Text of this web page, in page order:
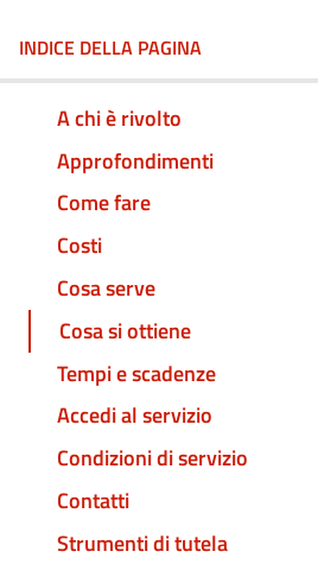
INDICE DELLA PAGINA
A chi è rivolto
Approfondimenti
Come fare
Costi
Cosa serve
Cosa si ottiene
Tempi e scadenze
Accedi al servizio
Condizioni di servizio
Contatti
Strumenti di tutela